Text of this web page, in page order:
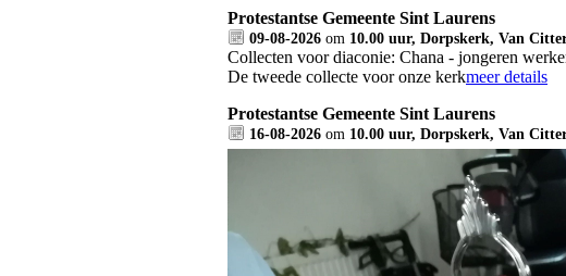
Protestantse Gemeente Sint Laurens
09-08-2026 om 10.00 uur, Dorpskerk, Van
Collecten voor diaconie: Chana - jongeren
De tweede collecte voor onze kerkmeer details
Protestantse Gemeente Sint Laurens
16-08-2026 om 10.00 uur, Dorpskerk, Van